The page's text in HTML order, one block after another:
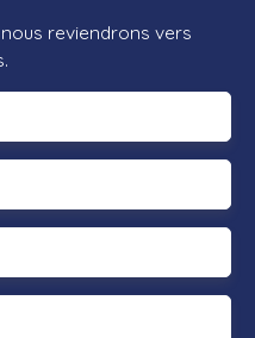
reviendrons vers